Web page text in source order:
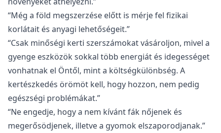
“Még a föld megszerzése előtt is mérje fel fizikai
korlátait és anyagi lehetőségeit.”
“Csak minőségi kerti szerszámokat vásároljon, mivel a
gyenge eszközök sokkal több energiát és idegességet
vonhatnak el Öntől, mint a költségkülönbség. A
kertészkedés örömöt kell, hogy hozzon, nem pedig
egészségi problémákat.”
“Ne engedje, hogy a nem kívánt fák nőjenek és
megerősödjenek, illetve a gyomok elszaporodjanak.”